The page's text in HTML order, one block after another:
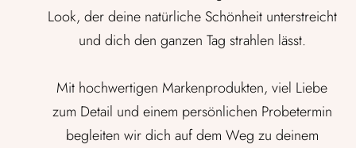
Look, der deine natürliche Schönheit unterstreicht
und dich den ganzen Tag strahlen lässt.
Mit hochwertigen Markenprodukten, viel Liebe
zum Detail und einem persönlichen Probetermin
begleiten wir dich auf dem Weg zu deinem